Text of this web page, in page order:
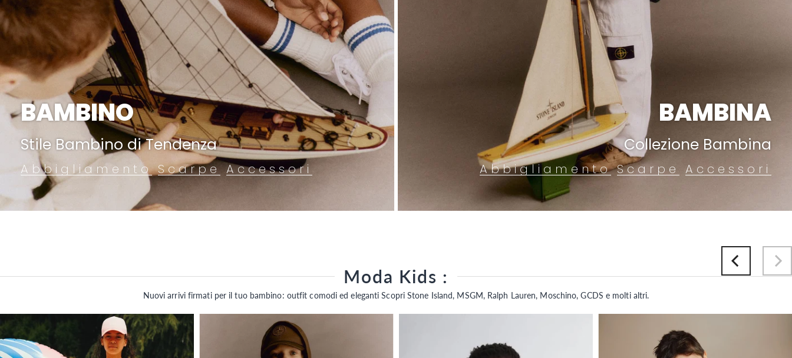
BAMBINO
Stile Bambino di Tendenza
Abbigliamento Scarpe Accessori
BAMBINA
Collezione Bambina
Abbigliamento Scarpe Accessori
Moda Kids :
Nuovi arrivi firmati per il tuo bambino: outfit comodi ed eleganti Scopri Stone Island, MSGM, Ralph Lauren, Moschino, GCDS e molti altri.